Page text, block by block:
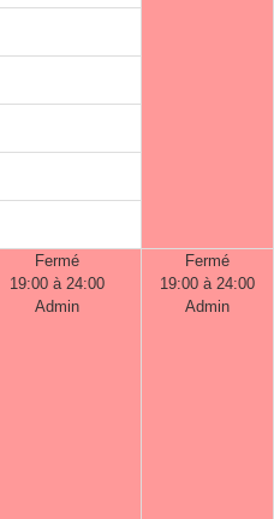
Fermé
19:00 à 24:00
Admin
Fermé
19:00 à 24:00
Admin